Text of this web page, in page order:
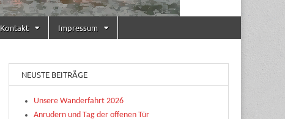
Kontakt Impressum
NEUSTE BEITRÄGE
Unsere Wanderfahrt 2026
Anrudern und Tag der offenen Tür